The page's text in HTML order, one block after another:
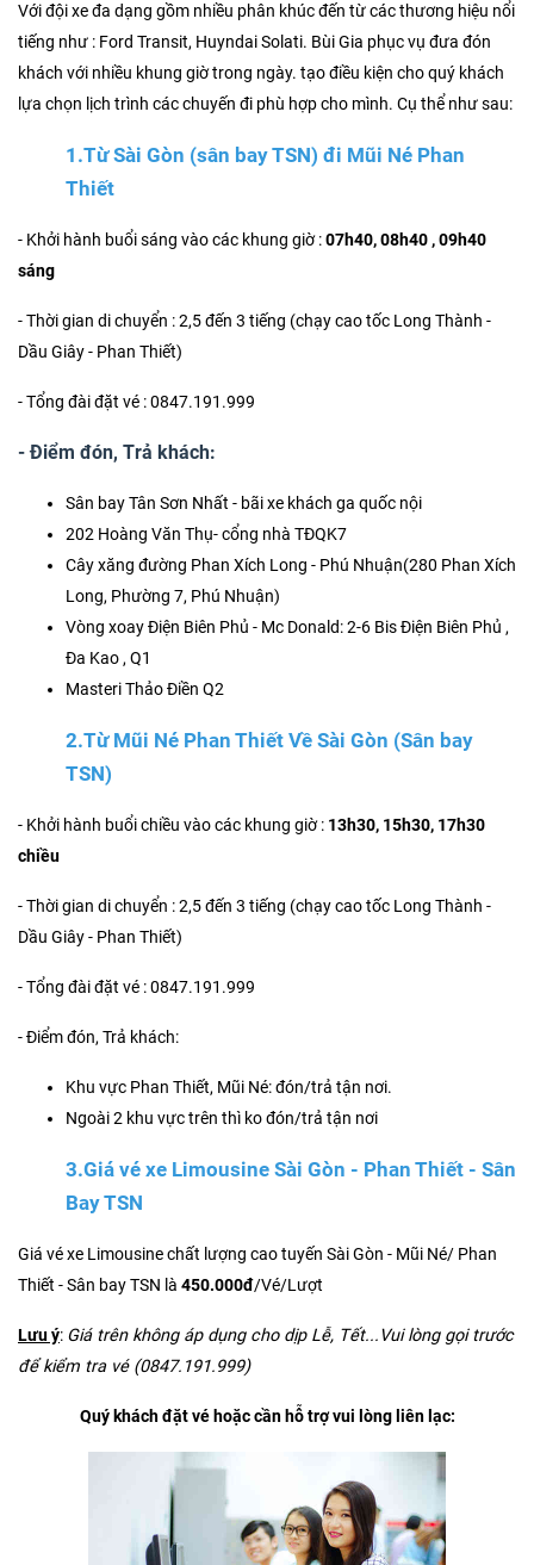
Với đội xe đa dạng gồm nhiều phân khúc đến từ các thương hiệu nổi
tiếng như : Ford Transit, Huyndai Solati. Bùi Gia phục vụ đưa đón
khách với nhiều khung giờ trong ngày. tạo điều kiện cho quý khách
lựa chọn lịch trình các chuyến đi phù hợp cho mình. Cụ thể như sau:
1.Từ Sài Gòn (sân bay TSN) đi Mũi Né Phan
Thiết
- Khởi hành buổi sáng vào các khung giờ :07h40, 08h40 , 09h40
sáng
- Thời gian di chuyển : 2,5 đến 3 tiếng (chạy cao tốc Long Thành -
Dầu Giây - Phan Thiết)
- Tổng đài đặt vé : 0847.191.999
- Điểm đón, Trả khách:
Sân bay Tân Sơn Nhất - bãi xe khách ga quốc nội
202 Hoàng Văn Thụ- cổng nhà TĐQK7
Cây xăng đường Phan Xích Long - Phú Nhuận(280 Phan Xích
Long, Phường 7, Phú Nhuận)
Vòng xoay Điện Biên Phủ - Mc Donald: 2-6 Bis Điện Biên Phủ ,
Đa Kao , Q1
Masteri Thảo Điền Q2
2.Từ Mũi Né Phan Thiết Về Sài Gòn (Sân bay
TSN)
- Khởi hành buổi chiều vào các khung giờ : 13h30, 15h30, 17h30
chiều
- Thời gian di chuyển : 2,5 đến 3 tiếng (chạy cao tốc Long Thành -
Dầu Giây - Phan Thiết)
- Tổng đài đặt vé : 0847.191.999
- Điểm đón, Trả khách:
Khu vực Phan Thiết, Mũi Né: đón/trả tận nơi.
Ngoài 2 khu vực trên thì ko đón/trả tận nơi
3.Giá vé xe Limousine Sài Gòn - Phan Thiết - Sân
Bay TSN
Giá vé xe Limousine chất lượng cao tuyến Sài Gòn - Mũi Né/ Phan
Thiết - Sân bay TSN là 450.000đ/Vé/Lượt
Lưu ý: Giá trên không áp dụng cho dịp Lễ, Tết...Vui lòng gọi trước
để kiểm tra vé (0847.191.999)
Quý khách đặt vé hoặc cần hỗ trợ vui lòng liên lạc: